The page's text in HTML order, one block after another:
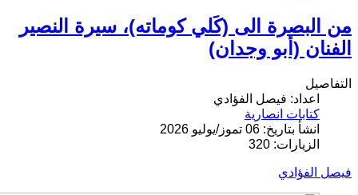
من البصرة الى (كَلي كوماته)، سيرة النصير
الفنان (أبو وجدان)
التفاصيل
اعداد: فيصل الفؤادي
كتابات انصارية
انشأ بتاريخ: 06 تموز/يوليو 2026
الزيارات: 320
فيصل الفؤادي